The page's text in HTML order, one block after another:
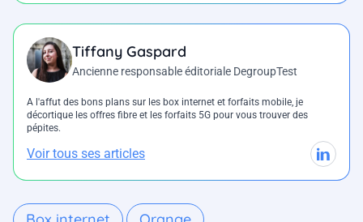
Tiffany Gaspard
Ancienne responsable éditoriale DegroupTest
A l'affut des bons plans sur les box internet et forfaits mobile, je
décortique les offres fibre et les forfaits 5G pour vous trouver des
pépites.
Voir tous ses articles